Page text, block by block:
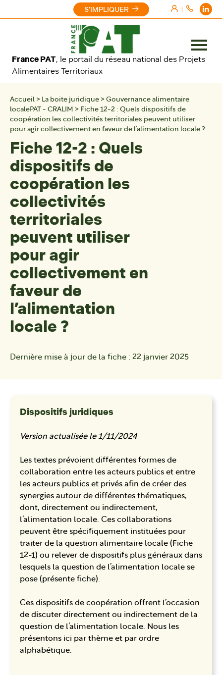
|
France PAT, le portail du réseau national des Projets
Alimentaires Territoriaux
S'IMPLIQUER
Ouvrir
le
Accueil > La boite juridique > Gouvernance alimentaire
localePAT - CRALIM > Fiche 12-2 : Quels dispositifs de
coopération les collectivités territoriales peuvent utiliser
pour agir collectivement en faveur de l’alimentation locale ?
Fiche 12-2 : Quels
dispositifs de
coopération les
collectivités
territoriales
peuvent utiliser
pour agir
collectivement en
faveur de
l’alimentation
locale ?
Dernière mise à jour de la fiche : 22 janvier 2025
Dispositifs juridiques
Version actualisée le 1/11/2024
Les textes prévoient différentes formes de
collaboration entre les acteurs publics et entre
les acteurs publics et privés afin de créer des
synergies autour de différentes thématiques,
dont, directement ou indirectement,
l’alimentation locale. Ces collaborations
peuvent être spécifiquement instituées pour
traiter de la question alimentaire locale (Fiche
12-1) ou relever de dispositifs plus généraux dans
lesquels la question de l’alimentation locale se
pose (présente fiche).
Ces dispositifs de coopération offrent l’occasion
de discuter directement ou indirectement de la
question de l’alimentation locale. Nous les
présentons ici par thème et par ordre
alphabétique.